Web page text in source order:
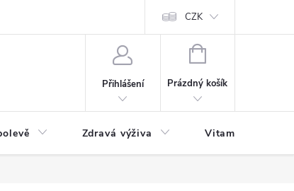
Formulář pro odstoupení od
CZK
Přihlášení
NÁKUPNÍ
Prázdný košík
Zdravá výživa Vitamíny a